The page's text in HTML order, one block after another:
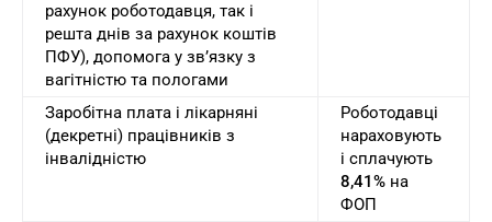
рахунок роботодавця, так і
решта днів за рахунок коштів
ПФУ), допомога у зв’язку з
вагітністю та пологами
Заробітна плата і лікарняні
(декретні) працівників з
інвалідністю
Роботодавці
нараховують
і сплачують
8,41% на
ФОП